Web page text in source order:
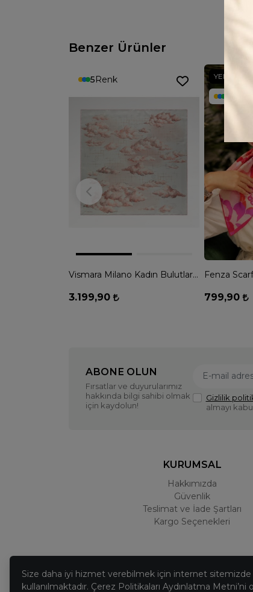
Benzer Ürünler
5Renk
Vismara Milano Kadın Bulutların Dansı Desenli Tivil İpek Eşarp - PEMBE
3.199,90
YENI
799,90
ABONE OLUN
Fırsatlar ve duyurularımız
hakkında bilgi sahibi olmak
için kaydolun!
Gizlilik
almayı
KURUMSAL
Hakkımızda
Güvenlik
Teslimat ve İade Şartları
Kargo Seçenekleri
Size daha iyi hizmet verebilmek için internet
kullanılmaktadır. Çerez Politikaları Aydınlatma Metni’ni